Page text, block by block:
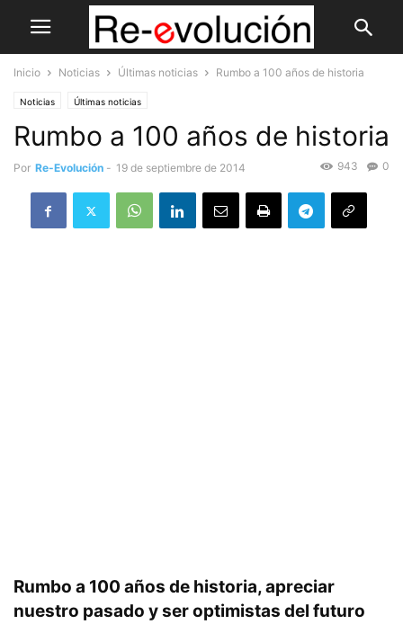
Inicio Noticias Últimas noticias Rumbo a 100 años de historia
Noticias Últimas noticias
Rumbo a 100 años de historia
Por Re-Evolución - 19 de septiembre de 2014 0
943
Rumbo a 100 años de historia, apreciar
nuestro pasado y ser optimistas del futuro